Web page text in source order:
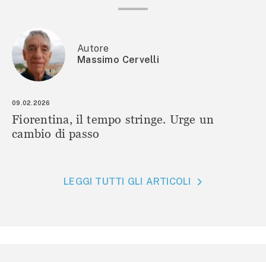
Autore
Massimo Cervelli
09.02.2026
Fiorentina, il tempo stringe. Urge un
cambio di passo
LEGGI TUTTI GLI ARTICOLI